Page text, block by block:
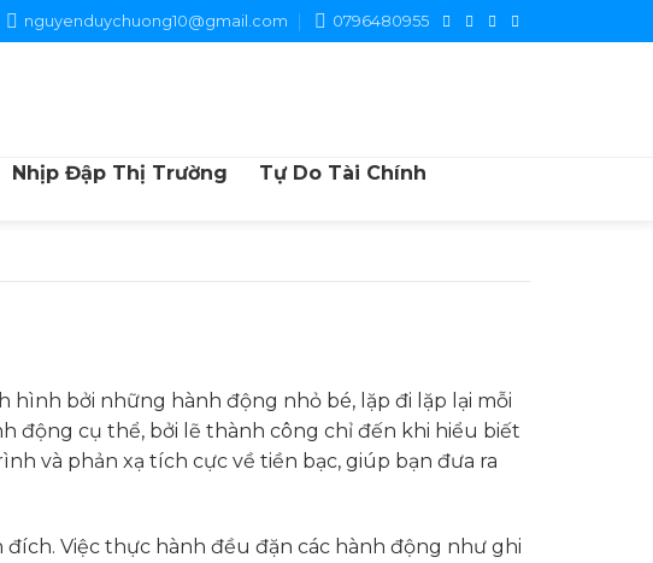
nguyenduychuong10@gmail.com 0796480955
Nhịp Đập Thị Trường
Tự Do Tài Chính
bởi những hành động nhỏ bé, lặp đi lặp lại mỗi
động cụ thể, bởi lẽ thành công chỉ đến khi hiểu biết
và phản xạ tích cực về tiền bạc, giúp bạn đưa ra
Việc thực hành đều đặn các hành động như ghi